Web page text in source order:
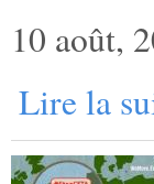
10 août,
Lire la